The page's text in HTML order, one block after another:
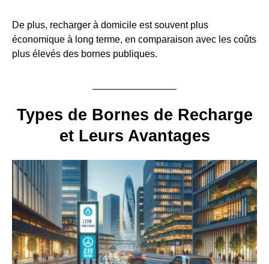
De plus, recharger à domicile est souvent plus
économique à long terme, en comparaison avec les coûts
plus élevés des bornes publiques.
Types de Bornes de Recharge
et Leurs Avantages